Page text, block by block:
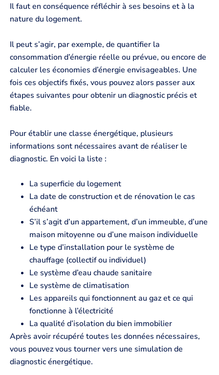
Il faut en conséquence réfléchir à ses besoins et à la
nature du logement.
Il peut s’agir, par exemple, de quantifier la
consommation d’énergie réelle ou prévue, ou encore de
calculer les économies d’énergie envisageables. Une
fois ces objectifs fixés, vous pouvez alors passer aux
étapes suivantes pour obtenir un diagnostic précis et
fiable.
Pour établir une classe énergétique, plusieurs
informations sont nécessaires avant de réaliser le
diagnostic. En voici la liste :
La superficie du logement
La date de construction et de rénovation le cas
échéant
S’il s’agit d’un appartement, d’un immeuble, d’une
maison mitoyenne ou d’une maison individuelle
Le type d’installation pour le système de
chauffage (collectif ou individuel)
Le système d’eau chaude sanitaire
Le système de climatisation
Les appareils qui fonctionnent au gaz et ce qui
fonctionne à l’électricité
La qualité d’isolation du bien immobilier
Après avoir récupéré toutes les données nécessaires,
vous pouvez vous tourner vers une simulation de
diagnostic énergétique.